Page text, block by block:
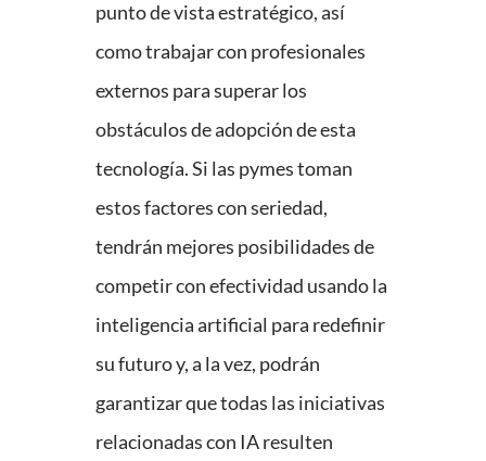
punto de vista estratégico, así
como trabajar con profesionales
externos para superar los
obstáculos de adopción de esta
tecnología. Si las pymes toman
estos factores con seriedad,
tendrán mejores posibilidades de
competir con efectividad usando la
inteligencia artificial para redefinir
su futuro y, a la vez, podrán
garantizar que todas las iniciativas
relacionadas con IA resulten